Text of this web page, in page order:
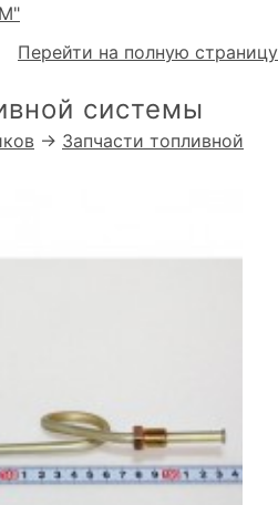
Перейти на полную страницу
системы
→ Запчасти топливной